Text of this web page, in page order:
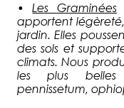
•Les Graminées
apportent
jardin. Elles
des sols et
climats. Nous
les plus belles
pennissetum,